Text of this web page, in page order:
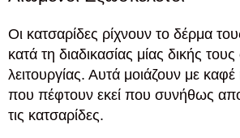
Οι κατσαρίδες ρίχνουν το δέρμα
κατά τη διαδικασίας μίας δικής
λειτουργίας. Αυτά μοιάζουν με
που πέφτουν εκεί που συνήθως
τις κατσαρίδες.